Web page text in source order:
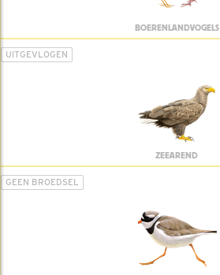
BOERENLANDVOGELS
UITGEVLOGEN
ZEEAREND
GEEN BROEDSEL